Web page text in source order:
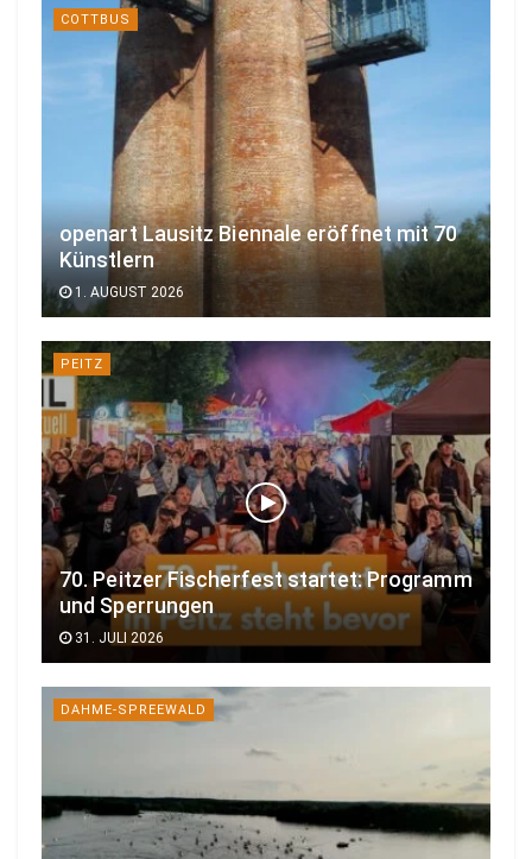
COTTBUS
openart Lausitz Biennale eröffnet mit 70
Künstlern
1. AUGUST 2026
PEITZ
70. Peitzer Fischerfest startet: Programm
und Sperrungen
31. JULI 2026
DAHME-SPREEWALD